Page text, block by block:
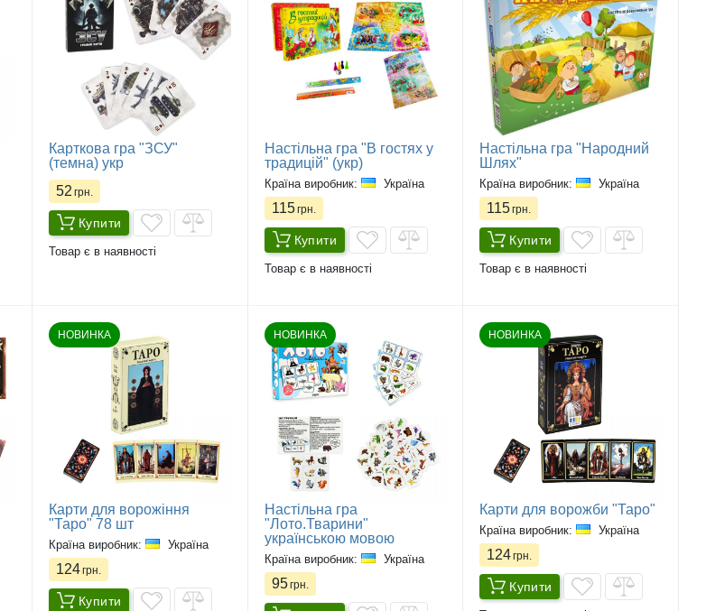
Карткова гра "ЗСУ"
(темна) укр
52 грн.
Купити
Товар є в наявності
Настільна гра "В гостях у
традицій" (укр)
Країна виробник: Україна
115грн.
Купити
Товар є в наявності
Настільна гра "Народний
Шлях"
Країна виробник: Україна
115грн.
Купити
Товар є в наявності
НОВИНКА
Карти для ворожіння
"Таро" 78 шт
Країна виробник: Україна
124грн.
Купити
НОВИНКА
Настільна гра
"Лото.Тварини"
українською мовою
Країна виробник: Україна
95грн.
НОВИНКА
Карти для ворожби "Таро"
Країна виробник: Україна
124грн.
Купити